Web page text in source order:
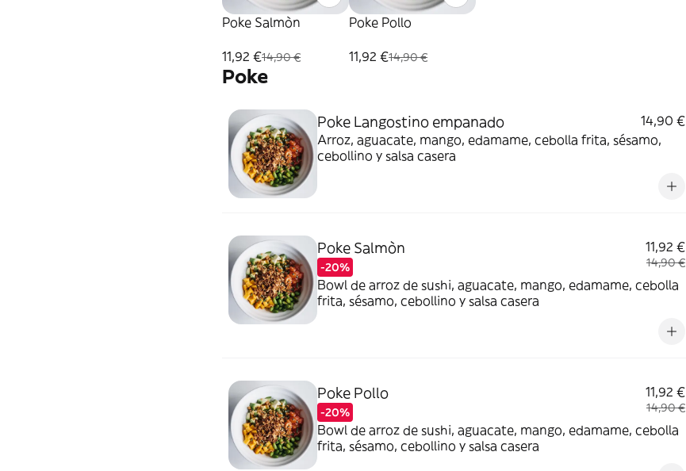
Poke Salmòn
11,92 €14,90 €
Poke Pollo
11,92 €14,90 €
Poke
Poke Langostino empanado
14,90 €
Arroz, aguacate, mango, edamame, cebolla frita, sésamo,
cebollino y salsa casera
Poke Salmòn
-20%
11,92 €
14,90 €
Bowl de arroz de sushi, aguacate, mango, edamame, cebolla
frita, sésamo, cebollino y salsa casera
Poke Pollo
-20%
11,92 €
14,90 €
Bowl de arroz de sushi, aguacate, mango, edamame, cebolla
frita, sésamo, cebollino y salsa casera